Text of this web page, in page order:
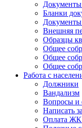
Бланки
Внешняя
Образцы
Общее
Общее
Общее
Работа с
Должники
Вандализм
Вопросы и
Написать
Оплата